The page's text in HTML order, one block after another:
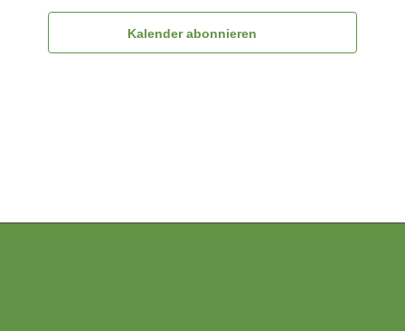
Kalender abonnieren